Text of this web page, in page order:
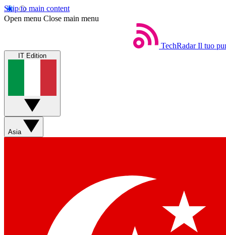
Skip to main content
Open menu Close main menu
TechRadar Il tuo
IT Edition
Asia